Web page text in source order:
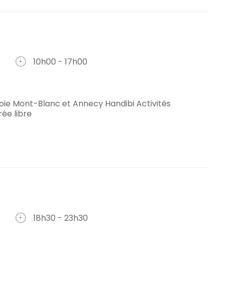
10h00 - 17h00
Mont-Blanc et Annecy Handibi Activités
libre
18h30 - 23h30